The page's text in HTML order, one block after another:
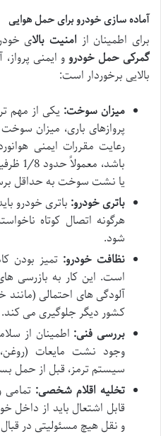
آماده سازی خودرو برای حمل هوایی
برای اطمینان از امنیت بالای
گمرکی حمل خودروو ایمنی
بالایی برخوردار است:
میزان سوخت: یکی از مهم
پروازهای باری، میزان
رعایت مقررات ایمنی
باشد،
یا نشت سوخت به حداقل
باتری خودرو: باتری خودرو
هرگونه اتصال کوتاه
شود.
نظافت خودرو: تمیز بودن
است. این کار به بازرسی
آلودگی های احتمالی
کشور دیگر جلوگیری می کند.
بررسی فنی: اطمینان از
وجود نشت مایعات
سیستم ترمز، قبل از حمل
تخلیه اقلام شخصی: تمامی
قابل اشتعال باید از
و نقل هیچ مسئولیتی در قبال